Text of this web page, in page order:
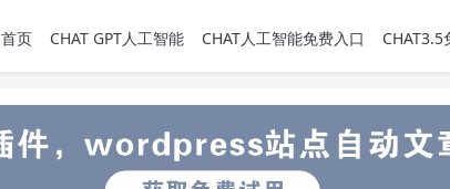
首页 CHAT GPT人工智能 CHAT人工智能免费入口